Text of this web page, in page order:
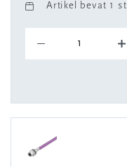
Artikel bevat 1 st